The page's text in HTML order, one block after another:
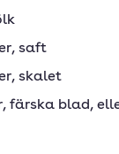
, saft
, skalet
, färska blad,